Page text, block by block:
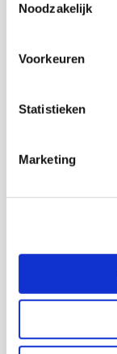
Noodzakelijk
Voorkeuren
Statistieken
Marketing
C. Caanen
Thema's
Gezondheid
Deel deze